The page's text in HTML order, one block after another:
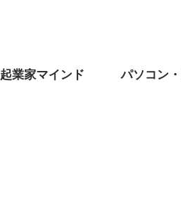
起業家マインド パソコン